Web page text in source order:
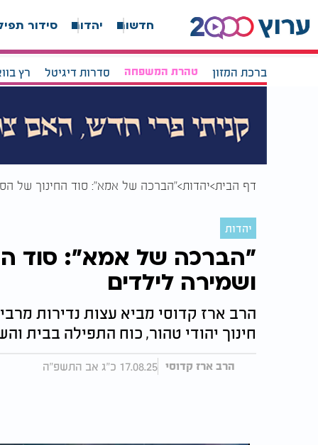
חדשות יהדות סידור
ברכת המזון טהרת המשפחה סדרות דיגיטל רץ
דף הבית יהדות "הברכה של אמא": סוד החינוך של
יהדות
"הברכה של אמא": סוד
ושמירה לילדים
הרב ארז קדוסי מביא עצות נדירות
חינוך יהודי טהור, כוח התפילה בבית
הרב ארז קדוסי 17.08.25 כ"ג אב התשפ"ה